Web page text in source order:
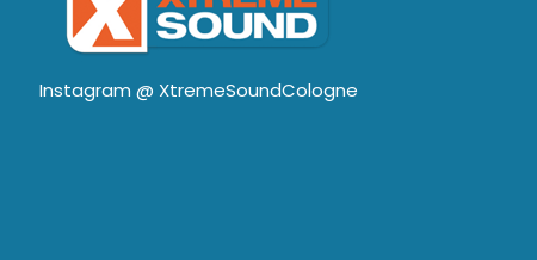
Instagram @ XtremeSoundCologne